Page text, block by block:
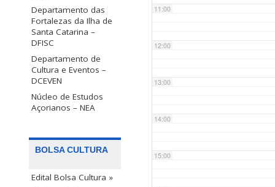
Departamento das
Fortalezas da Ilha de
Santa Catarina –
DFISC
Departamento de
Cultura e Eventos –
DCEVEN
Núcleo de Estudos
Açorianos – NEA
BOLSA CULTURA
Edital Bolsa Cultura »
11:00
12:00
13:00
14:00
15:00